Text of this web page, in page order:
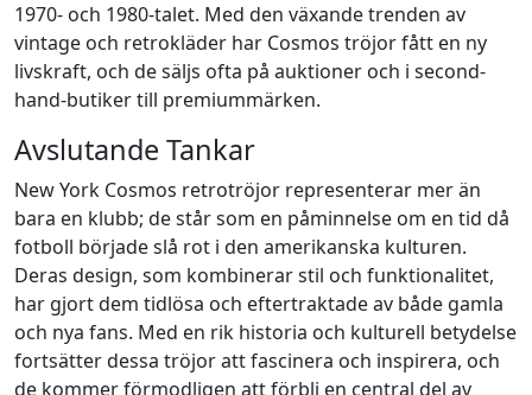
1970- och 1980-talet. Med den växande trenden av
vintage och retrokläder har Cosmos tröjor fått en ny
livskraft, och de säljs ofta på auktioner och i second-
hand-butiker till premiummärken.
Avslutande Tankar
New York Cosmos retrotröjor representerar mer än
bara en klubb; de står som en påminnelse om en tid då
fotboll började slå rot i den amerikanska kulturen.
Deras design, som kombinerar stil och funktionalitet,
har gjort dem tidlösa och eftertraktade av både gamla
och nya fans. Med en rik historia och kulturell betydelse
fortsätter dessa tröjor att fascinera och inspirera, och
de kommer förmodligen att förbli en central del av